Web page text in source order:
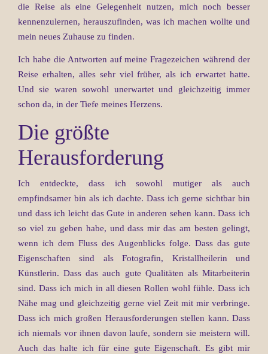
die Reise als eine Gelegenheit nutzen, mich noch besser
kennenzulernen, herauszufinden, was ich machen wollte und
mein neues Zuhause zu finden.
Ich habe die Antworten auf meine Fragezeichen während der
Reise erhalten, alles sehr viel früher, als ich erwartet hatte.
Und sie waren sowohl unerwartet und gleichzeitig immer
schon da, in der Tiefe meines Herzens.
Die größte
Herausforderung
Ich entdeckte, dass ich sowohl mutiger als auch
empfindsamer bin als ich dachte. Dass ich gerne sichtbar bin
und dass ich leicht das Gute in anderen sehen kann. Dass ich
so viel zu geben habe, und dass mir das am besten gelingt,
wenn ich dem Fluss des Augenblicks folge. Dass das gute
Eigenschaften sind als Fotografin, Kristallheilerin und
Künstlerin. Dass das auch gute Qualitäten als Mitarbeiterin
sind. Dass ich mich in all diesen Rollen wohl fühle. Dass ich
Nähe mag und gleichzeitig gerne viel Zeit mit mir verbringe.
Dass ich mich großen Herausforderungen stellen kann. Dass
ich niemals vor ihnen davon laufe, sondern sie meistern will.
Auch das halte ich für eine gute Eigenschaft. Es gibt mir